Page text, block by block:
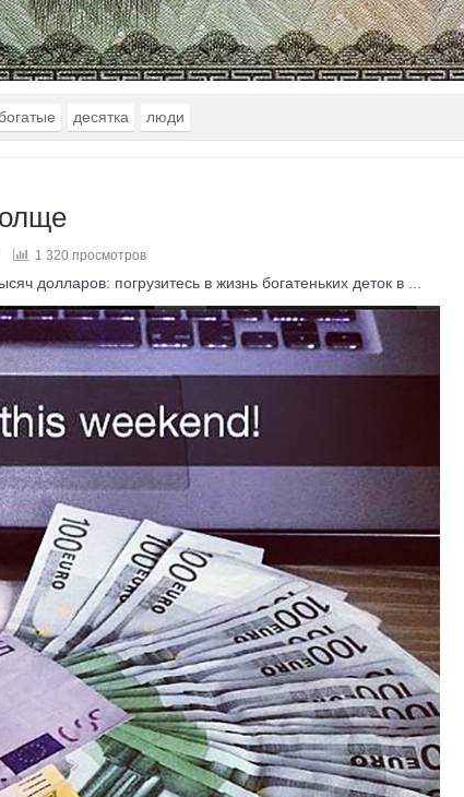
десятка люди
1 320 просмотров
долларов: погрузитесь в жизнь богатеньких деток в ...